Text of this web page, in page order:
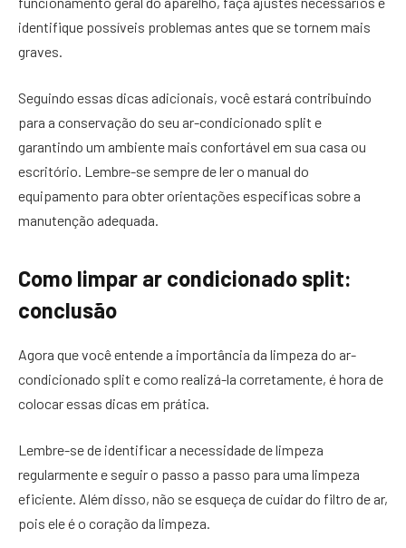
identifique possíveis problemas antes que se tornem mais
graves.
Seguindo essas dicas adicionais, você estará contribuindo
para a conservação do seu ar-condicionado split e
garantindo um ambiente mais confortável em sua casa ou
escritório. Lembre-se sempre de ler o manual do
equipamento para obter orientações específicas sobre a
manutenção adequada.
Como limpar ar condicionado split:
conclusão
Agora que você entende a importância da limpeza do ar-
condicionado split e como realizá-la corretamente, é hora de
colocar essas dicas em prática.
Lembre-se de identificar a necessidade de limpeza
regularmente e seguir o passo a passo para uma limpeza
eficiente. Além disso, não se esqueça de cuidar do filtro de ar,
pois ele é o coração da limpeza.